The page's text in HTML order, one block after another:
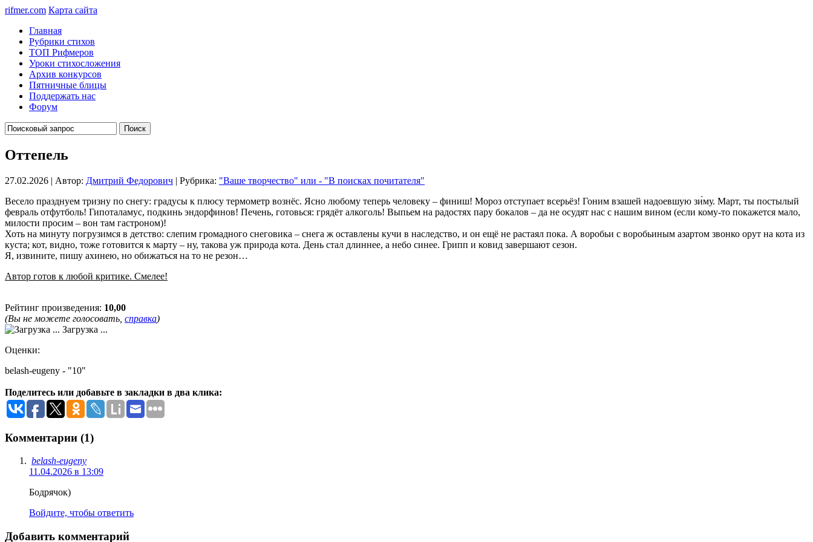
rifmer.com Карта сайта
Главная
Рубрики стихов
ТОП Рифмеров
Уроки стихосложения
Архив конкурсов
Пятничные блицы
Поддержать нас
Форум
Оттепель
27.02.2026 | Автор: Дмитрий Федорович | Рубрика: "Ваше творчество" или - "В поисках почитателя"
Весело празднуем тризну по снегу: градусы к плюсу термометр вознёс. Ясно любому теперь человеку – финиш! Мороз отступает всерьёз! Гоним взашей надоевшую зи́му. Март, ты постылый
февраль отфутболь! Гипоталамус, подкинь эндорфинов! Печень, готовься: грядёт алкоголь! Выпьем на радостях пару бокалов – да не осудят нас с нашим вином (если кому-то покажется мало,
милости просим – вон там гастроном)!
Хоть на минуту погрузимся в детство: слепим громадного снеговика – снега ж оставлены кучи в наследство, и он ещё не растаял пока. А воробьи с воробьиным азартом звонко орут на кота из
куста; кот, видно, тоже готовится к марту – ну, такова уж природа кота. День стал длиннее, а небо синее. Грипп и ковид завершают сезон.
Я, извините, пишу ахинею, но обижаться на то не резон…
Автор готов к любой критике. Смелее!
Рейтинг произведения: 10,00
(Вы не можете голосовать, справка)
Загрузка ...
Оценки:
belash-eugeny - "10"
Поделитесь или добавьте в закладки в два клика:
Комментарии (1)
belash-eugeny
11.04.2026 в 13:09
Бодрячок)
Войдите, чтобы ответить
Добавить комментарий